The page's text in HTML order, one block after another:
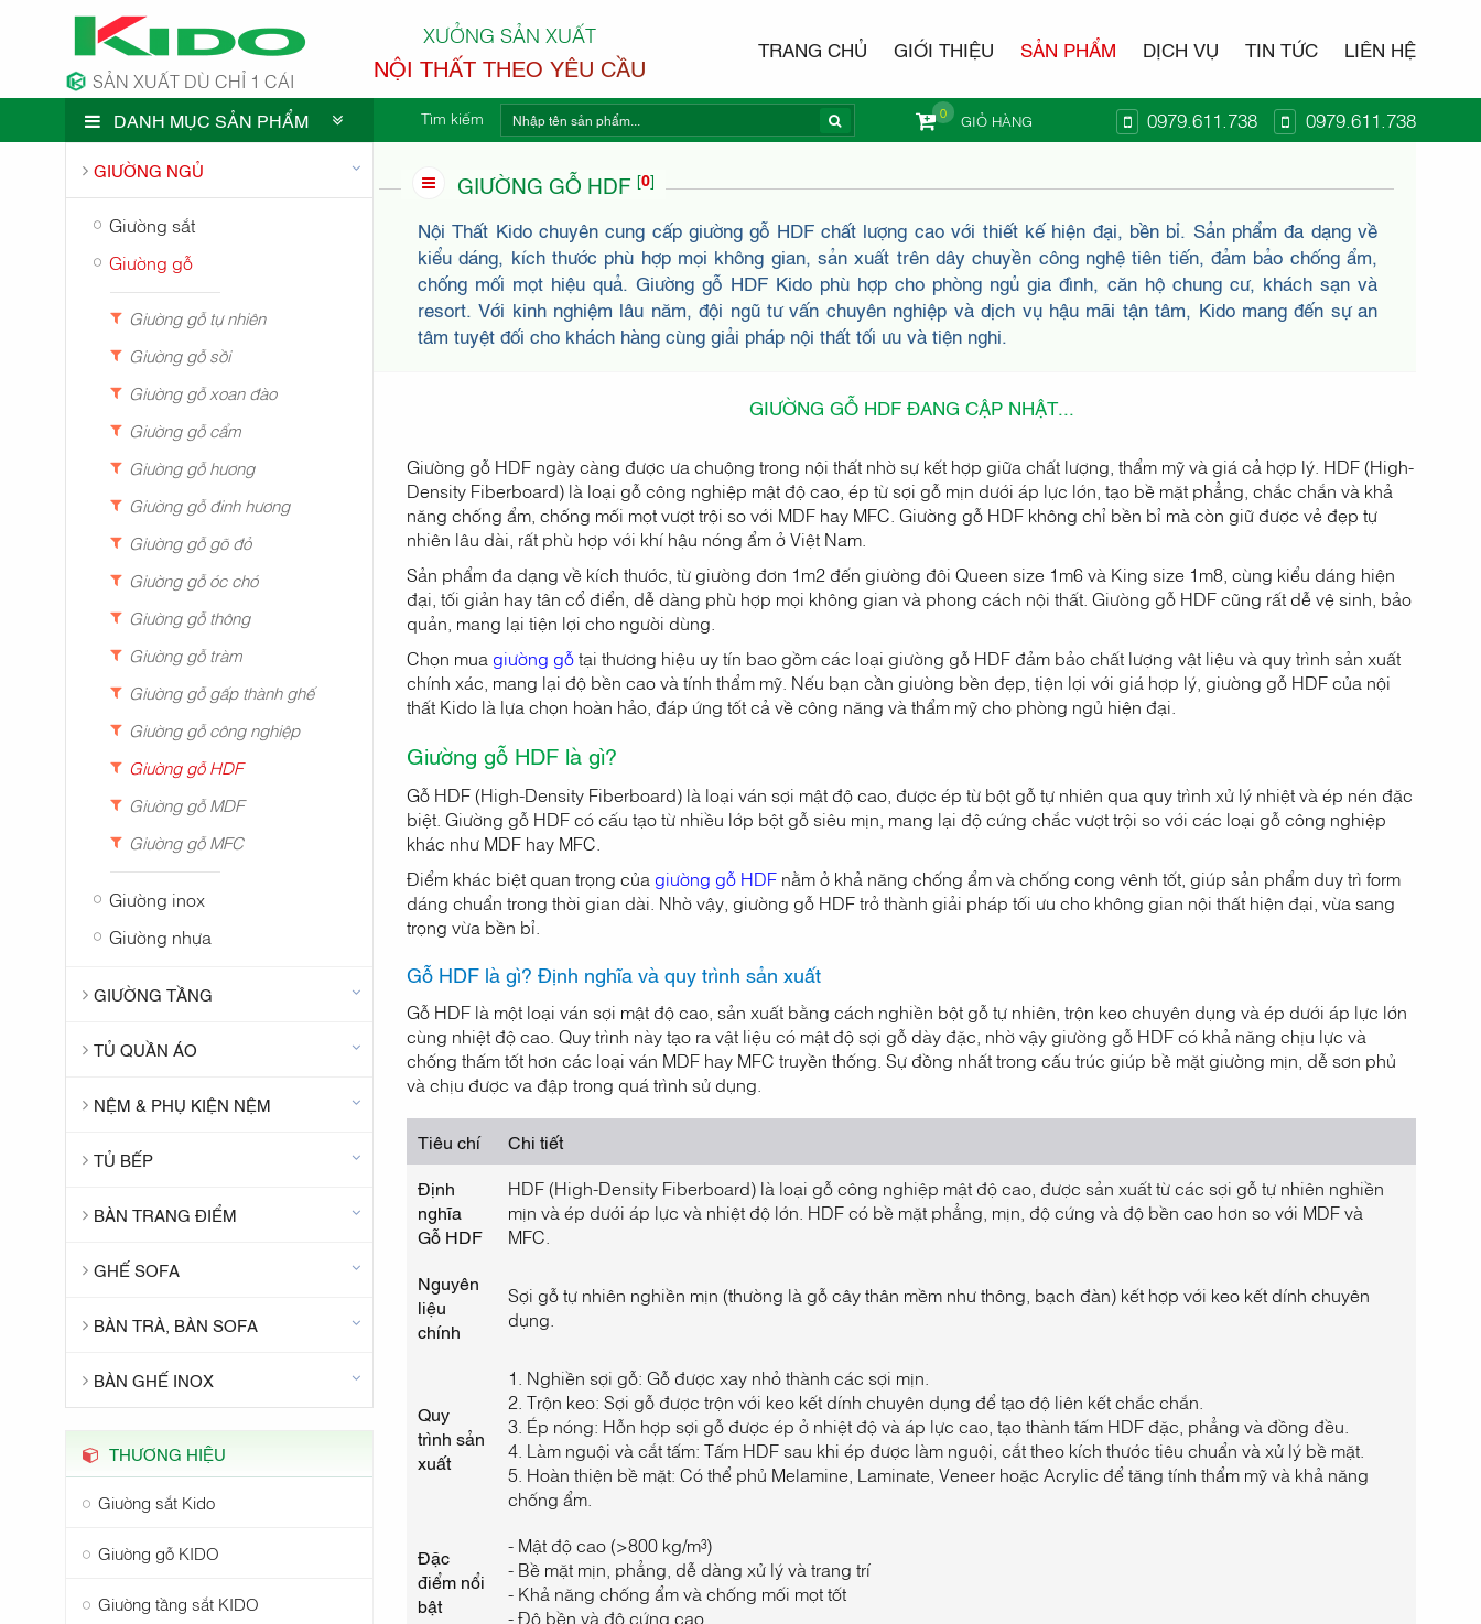
SẢN XUẤT DÙ CHỈ 1 CÁI
XƯỞNG SẢN XUẤT
NỘI THẤT THEO YÊU CẦU
TRANG CHỦ GIỚI THIỆU SẢN PHẨM DỊCH VỤ TIN TỨC LIÊN HỆ
DANH MỤC SẢN PHẨM Tìm kiếm GIỎ HÀNG
0 0979.611.738 0979.611.738
CÔNG TY NỘI THẤT KIDO
GIƯỜNG NGỦ
Giường sắt
Giường gỗ
Giường gỗ tự nhiên
Giường gỗ sồi
Giường gỗ xoan đào
Giường gỗ cẩm
Giường gỗ hương
Giường gỗ đinh hương
Giường gỗ gõ đỏ
Giường gỗ óc chó
Giường gỗ thông
Giường gỗ tràm
Giường gỗ gấp thành ghế
Giường gỗ công nghiệp
Giường gỗ HDF
Giường gỗ MDF
Giường gỗ MFC
Giường inox
Giường nhựa
GIƯỜNG TẦNG
TỦ QUẦN ÁO
NỆM & PHỤ KIỆN NỆM
TỦ BẾP
BÀN TRANG ĐIỂM
GHẾ SOFA
BÀN TRÀ, BÀN SOFA
BÀN GHẾ INOX
THƯƠNG HIỆU
Giường sắt Kido
Giường gỗ KIDO
Giường tầng sắt KIDO
GIƯỜNG GỖ HDF [0]
Nội Thất Kido chuyên cung cấp giường gỗ HDF chất lượng cao với thiết kế hiện đại, bền bỉ. Sản phẩm đa dạng về
kiểu dáng, kích thước phù hợp mọi không gian, sản xuất trên dây chuyền công nghệ tiên tiến, đảm bảo chống ẩm,
chống mối mọt hiệu quả. Giường gỗ HDF Kido phù hợp cho phòng ngủ gia đình, căn hộ chung cư, khách sạn và
resort. Với kinh nghiệm lâu năm, đội ngũ tư vấn chuyên nghiệp và dịch vụ hậu mãi tận tâm, Kido mang đến sự an
tâm tuyệt đối cho khách hàng cùng giải pháp nội thất tối ưu và tiện nghi.
GIƯỜNG GỖ HDF ĐANG CẬP NHẬT...
Giường gỗ HDF ngày càng được ưa chuộng trong nội thất nhờ sự kết hợp giữa chất lượng, thẩm mỹ và giá cả hợp lý. HDF (High-
Density Fiberboard) là loại gỗ công nghiệp mật độ cao, ép từ sợi gỗ mịn dưới áp lực lớn, tạo bề mặt phẳng, chắc chắn và khả
năng chống ẩm, chống mối mọt vượt trội so với MDF hay MFC. Giường gỗ HDF không chỉ bền bỉ mà còn giữ được vẻ đẹp tự
nhiên lâu dài, rất phù hợp với khí hậu nóng ẩm ở Việt Nam.
Sản phẩm đa dạng về kích thước, từ giường đơn 1m2 đến giường đôi Queen size 1m6 và King size 1m8, cùng kiểu dáng hiện
đại, tối giản hay tân cổ điển, dễ dàng phù hợp mọi không gian và phong cách nội thất. Giường gỗ HDF cũng rất dễ vệ sinh, bảo
quản, mang lại tiện lợi cho người dùng.
Chọn mua giường gỗtại thương hiệu uy tín bao gồm các loại giường gỗ HDF đảm bảo chất lượng vật liệu và quy trình sản xuất
chính xác, mang lại độ bền cao và tính thẩm mỹ. Nếu bạn cần giường bền đẹp, tiện lợi với giá hợp lý, giường gỗ HDF của nội
thất Kido là lựa chọn hoàn hảo, đáp ứng tốt cả về công năng và thẩm mỹ cho phòng ngủ hiện đại.
Giường gỗ HDF là gì?
Gỗ HDF (High-Density Fiberboard) là loại ván sợi mật độ cao, được ép từ bột gỗ tự nhiên qua quy trình xử lý nhiệt và ép nén đặc
biệt. Giường gỗ HDF có cấu tạo từ nhiều lớp bột gỗ siêu mịn, mang lại độ cứng chắc vượt trội so với các loại gỗ công nghiệp
khác như MDF hay MFC.
Điểm khác biệt quan trọng của giường gỗ HDFnằm ở khả năng chống ẩm và chống cong vênh tốt, giúp sản phẩm duy trì form
dáng chuẩn trong thời gian dài. Nhờ vậy, giường gỗ HDF trở thành giải pháp tối ưu cho không gian nội thất hiện đại, vừa sang
trọng vừa bền bỉ.
Gỗ HDF là gì? Định nghĩa và quy trình sản xuất
Gỗ HDF là một loại ván sợi mật độ cao, sản xuất bằng cách nghiền bột gỗ tự nhiên, trộn keo chuyên dụng và ép dưới áp lực lớn
cùng nhiệt độ cao. Quy trình này tạo ra vật liệu có mật độ sợi gỗ dày đặc, nhờ vậy giường gỗ HDF có khả năng chịu lực và
chống thấm tốt hơn các loại ván MDF hay MFC truyền thống. Sự đồng nhất trong cấu trúc giúp bề mặt giường mịn, dễ sơn phủ
và chịu được va đập trong quá trình sử dụng.
Tiêu chí
Chi tiết
Định
nghĩa
Gỗ HDF
HDF (High-Density Fiberboard) là loại gỗ công nghiệp mật độ cao, được sản xuất từ các sợi gỗ tự nhiên nghiền
mịn và ép dưới áp lực và nhiệt độ lớn. HDF có bề mặt phẳng, mịn, độ cứng và độ bền cao hơn so với MDF và
MFC.
Nguyên
liệu
chính
Sợi gỗ tự nhiên nghiền mịn (thường là gỗ cây thân mềm như thông, bạch đàn) kết hợp với keo kết dính chuyên
dụng.
Quy
trình sản
xuất
1. Nghiền sợi gỗ: Gỗ được xay nhỏ thành các sợi mịn.
2. Trộn keo: Sợi gỗ được trộn với keo kết dính chuyên dụng để tạo độ liên kết chắc chắn.
3. Ép nóng: Hỗn hợp sợi gỗ được ép ở nhiệt độ và áp lực cao, tạo thành tấm HDF đặc, phẳng và đồng đều.
4. Làm nguội và cắt tấm: Tấm HDF sau khi ép được làm nguội, cắt theo kích thước tiêu chuẩn và xử lý bề mặt.
5. Hoàn thiện bề mặt: Có thể phủ Melamine, Laminate, Veneer hoặc Acrylic để tăng tính thẩm mỹ và khả năng
chống ẩm.
Đặc
điểm nổi
bật
- Mật độ cao (>800 kg/m³)
- Bề mặt mịn, phẳng, dễ dàng xử lý và trang trí
- Khả năng chống ẩm và chống mối mọt tốt
- Độ bền và độ cứng cao